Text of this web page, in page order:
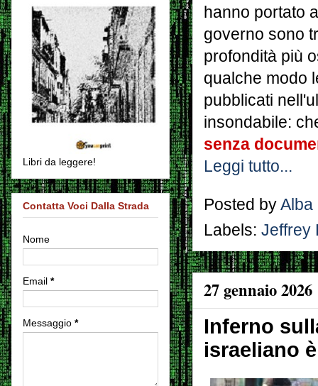
hanno portato
governo sono
profondità più
qualche modo
pubblicati
insondabile:
senza
Leggi tutto...
Posted by Alba
Labels: Jeffrey
27 gennaio 2026
Inferno
israeliano
Libri da leggere!
Contatta Voci Dalla Strada
Nome
Email *
Messaggio *